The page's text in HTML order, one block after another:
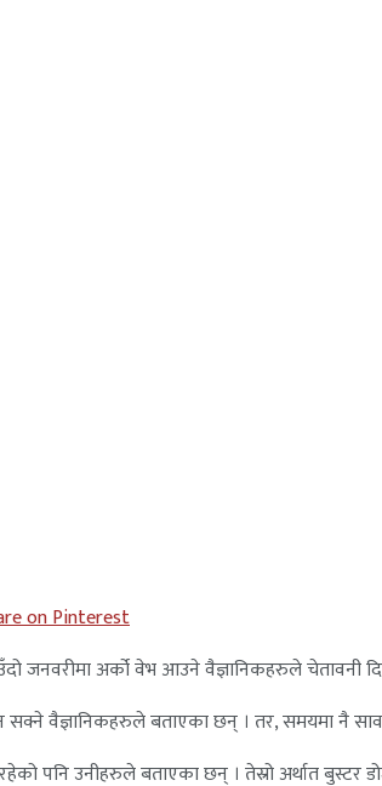
on Pinterest
जनवरीमा अर्को वेभ आउने वैज्ञानिकहरुले
वैज्ञानिकहरुले बताएका छन् । तर, समयमा नै
रहेको पनि उनीहरुले बताएका छन् । तेस्रो अर्थात